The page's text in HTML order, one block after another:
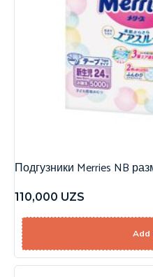
Подгузники Merries NB
110,000 UZS
Add